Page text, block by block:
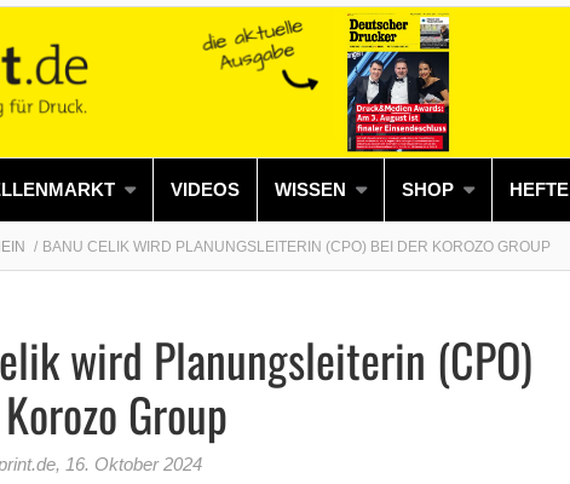
VIDEOS WISSEN SHOP HEFTE
BANU CELIK WIRD PLANUNGSLEITERIN (CPO) BEI DER KOROZO GROUP
wird Planungsleiterin (CPO)
Group
, 16. Oktober 2024